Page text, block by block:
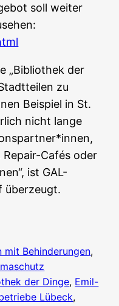
soll weiter
„Bibliothek der
zu
Beispiel in St.
nicht lange
Cafés oder
ist GAL-
überzeugt.
mit Behinderungen
der Dinge, Emil-
Lübeck